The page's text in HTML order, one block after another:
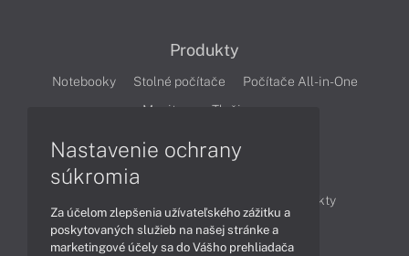
Produkty
Notebooky Stolné počítače
Počítače All-in-One
Monitory
Tlačiarne
Produkty
Technológie
Videá
Nastavenie ochrany
súkromia
Za účelom zlepšenia užívateľského zážitku a
poskytovaných služieb na našej stránke a
marketingové účely sa do Vášho prehliadača